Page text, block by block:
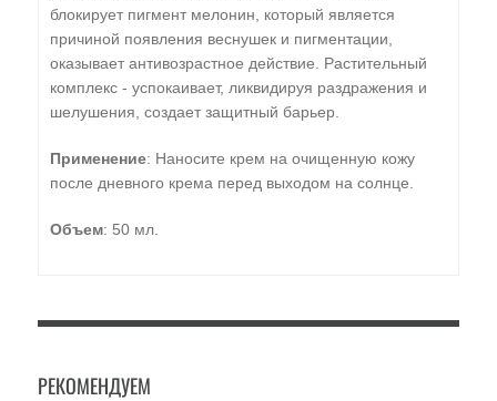
блокирует пигмент мелонин, который является
причиной появления веснушек и пигментации,
оказывает антивозрастное действие. Растительный
комплекс - успокаивает, ликвидируя раздражения и
шелушения, создает защитный барьер.
Применение: Наносите крем на очищенную кожу
после дневного крема перед выходом на солнце.
Объем: 50 мл.
РЕКОМЕНДУЕМ